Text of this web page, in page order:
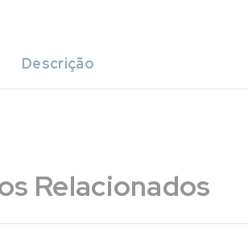
Descrição
Relacionados